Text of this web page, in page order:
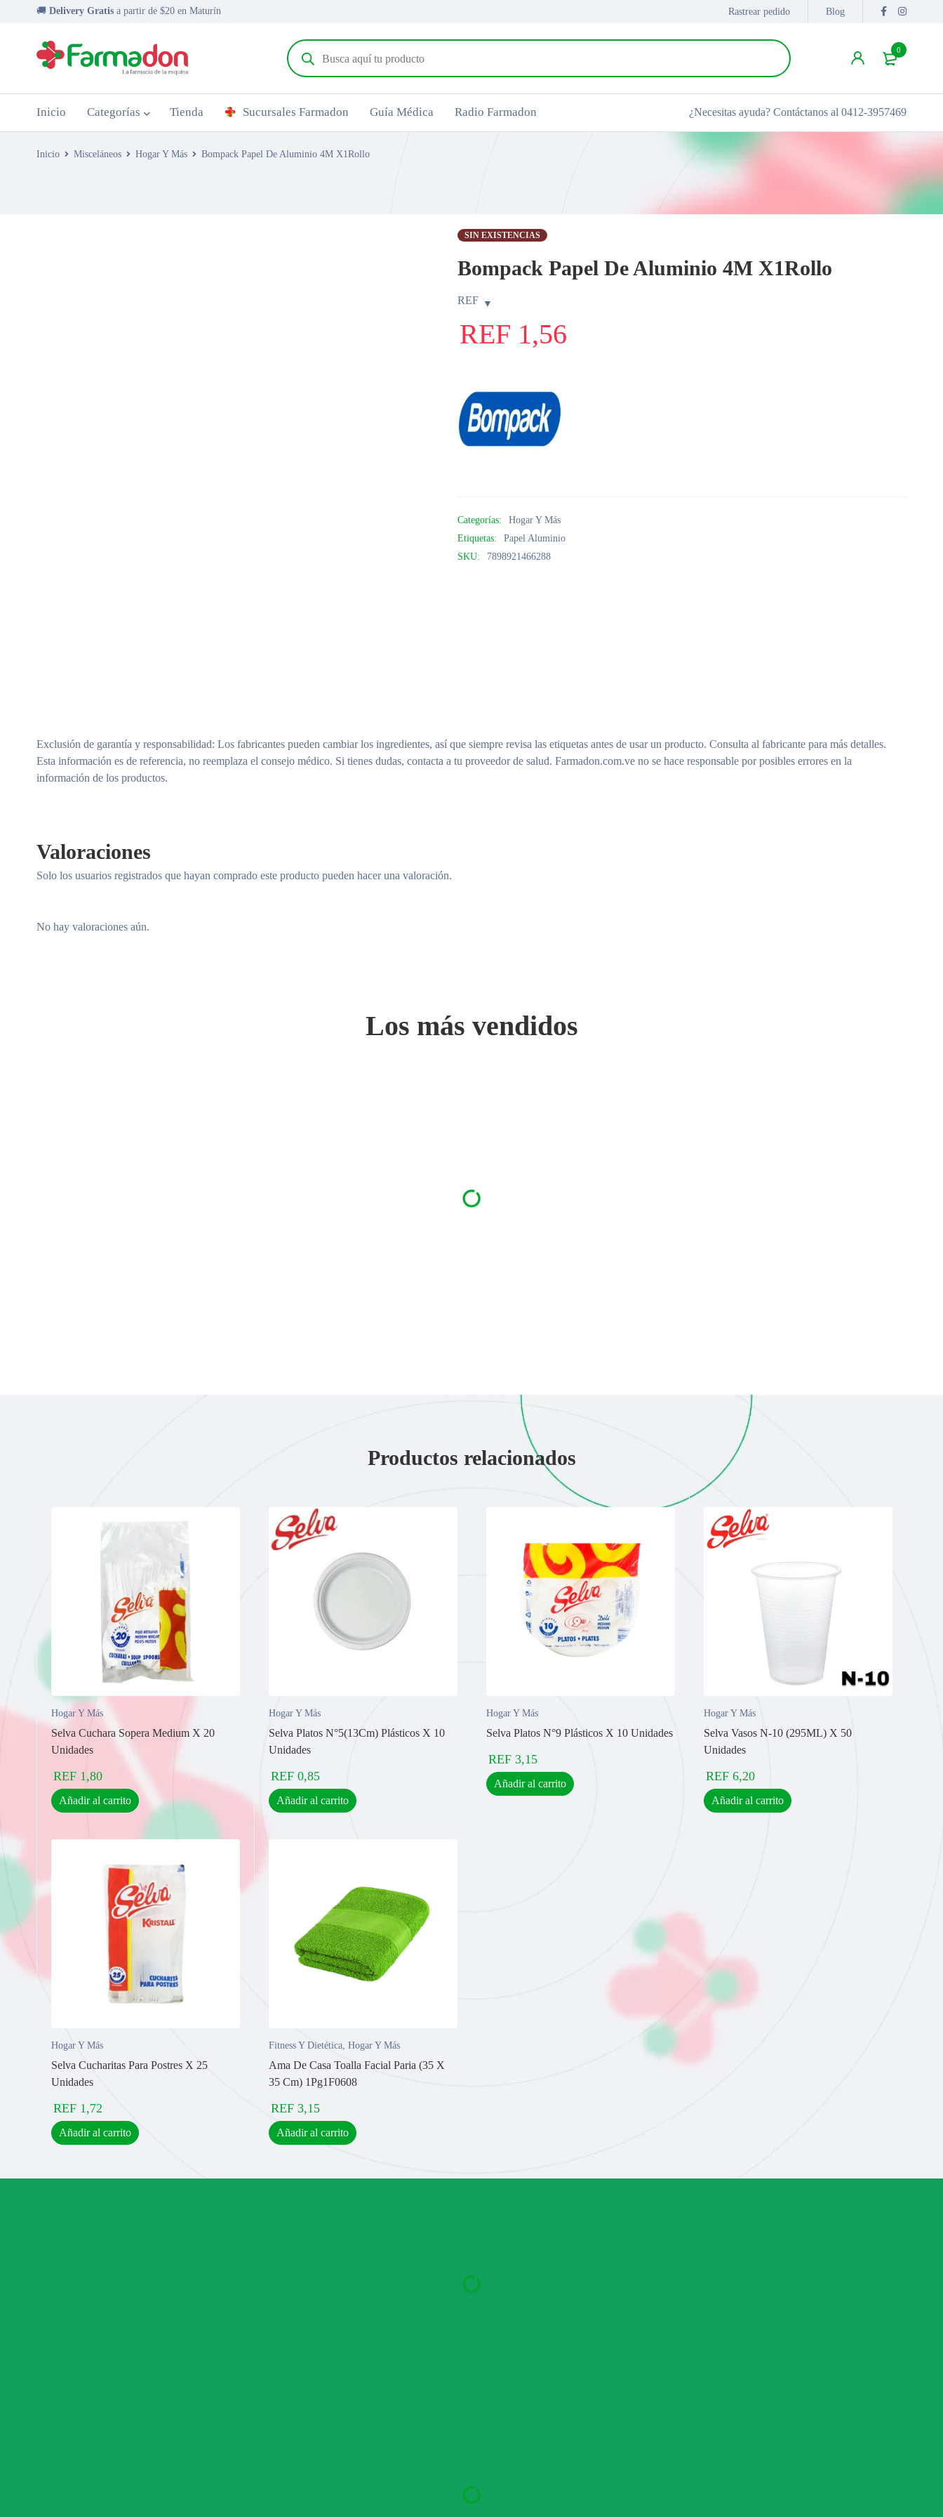
🚚 Delivery Gratis a partir de $20 en Maturín Rastrear pedido Blog
0
Inicio Categorías Tienda Sucursales Farmadon Guía Médica Radio Farmadon ¿Necesitas ayuda? Contáctanos al 0412-3957469
Inicio Misceláneos Hogar Y Más Bompack Papel De Aluminio 4M X1Rollo
SIN EXISTENCIAS
Bompack Papel De Aluminio 4M X1Rollo
REF
REF 1,56
Categorías:
Hogar Y Más
Etiquetas:
Papel Aluminio
SKU:
7898921466288
Exclusión de garantía y responsabilidad: Los fabricantes pueden cambiar los ingredientes, así que siempre revisa las etiquetas antes de usar un producto. Consulta al fabricante para más detalles.
Esta información es de referencia, no reemplaza el consejo médico. Si tienes dudas, contacta a tu proveedor de salud. Farmadon.com.ve no se hace responsable por posibles errores en la
información de los productos.
Valoraciones
No hay valoraciones aún.
Solo los usuarios registrados que hayan comprado este producto pueden hacer una valoración.
Los más vendidos
Productos relacionados
Hogar Y Más
Selva Cuchara Sopera Medium X 20
Unidades
REF 1,80
Añadir al carrito
Hogar Y Más
Selva Platos N°5(13Cm) Plásticos X 10
Unidades
REF 0,85
Añadir al carrito
Hogar Y Más
Selva Platos N°9 Plásticos X 10 Unidades
REF 3,15
Añadir al carrito
Hogar Y Más
Selva Vasos N-10 (295ML) X 50
Unidades
REF 6,20
Añadir al carrito
Hogar Y Más
Selva Cucharitas Para Postres X 25
Unidades
REF 1,72
Añadir al carrito
Fitness Y Dietética, Hogar Y Más
Ama De Casa Toalla Facial Paria (35 X
35 Cm) 1Pg1F0608
REF 3,15
Añadir al carrito